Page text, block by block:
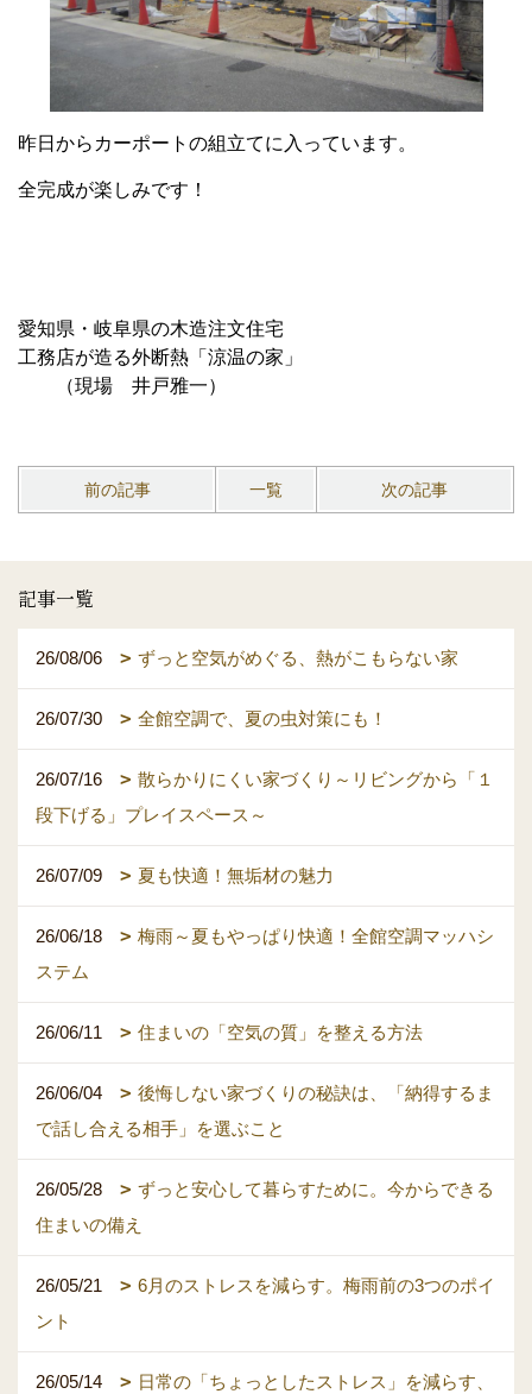
昨日からカーポートの組立てに入っています。
全完成が楽しみです！
愛知県・岐阜県の木造注文住宅
工務店が造る外断熱「涼温の家」
（現場 井戸雅一）
前の記事 一覧 次の記事
記事一覧
26/08/06 ずっと空気がめぐる、熱がこもらない家
26/07/30 全館空調で、夏の虫対策にも！
26/07/16
散らかりにくい家づくり～リビングから「１
段下げる」プレイスペース～
26/07/09 夏も快適！無垢材の魅力
26/06/18
梅雨～夏もやっぱり快適！全館空調マッハシ
ステム
26/06/11 住まいの「空気の質」を整える方法
26/06/04
後悔しない家づくりの秘訣は、「納得するま
で話し合える相手」を選ぶこと
26/05/28
ずっと安心して暮らすために。今からできる
住まいの備え
26/05/21
6月のストレスを減らす。梅雨前の3つのポイ
ント
26/05/14
日常の「ちょっとしたストレス」を減らす、